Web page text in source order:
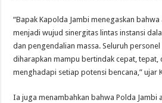
“Bapak Kapolda Jambi menegaskan
menjadi wujud sinergitas lintas instansi
dan pengendalian massa. Seluruh
diharapkan mampu bertindak cepat,
menghadapi setiap potensi bencana,” ujar
Ia juga menambahkan bahwa Polda Jambi